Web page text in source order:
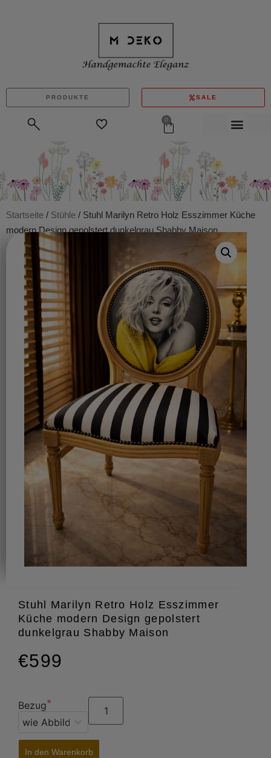
PRODUKTE SALE
0
Startseite / Stühle / Stuhl Marilyn Retro Holz Esszimmer Küche
modern Design gepolstert dunkelgrau Shabby Maison
Stuhl Marilyn Retro Holz Esszimmer
Küche modern Design gepolstert
dunkelgrau Shabby Maison
€599
Bezug
In den Warenkorb